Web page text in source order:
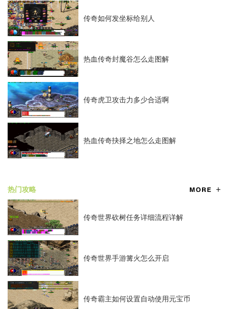
传奇如何发坐标给别人
热血传奇封魔谷怎么走图解
传奇虎卫攻击力多少合适啊
热血传奇抉择之地怎么走图解
热门攻略
传奇世界砍树任务详细流程详解
传奇世界手游篝火怎么开启
传奇霸主如何设置自动使用元宝币